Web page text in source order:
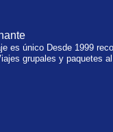
es único Desde 1999
grupales y paquetes al